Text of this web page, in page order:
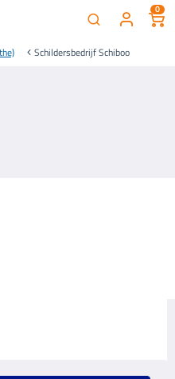
0
Schildersbedrijf Schiboo